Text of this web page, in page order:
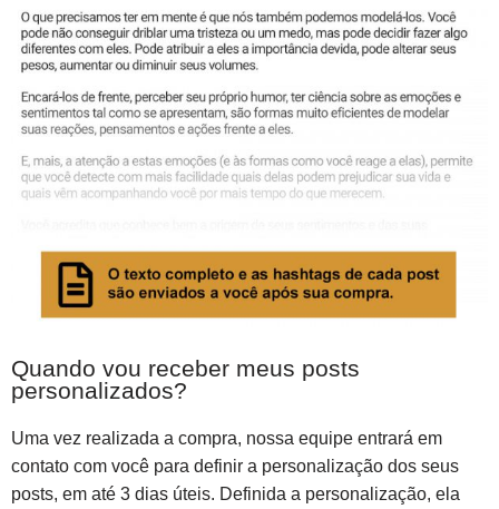
Quando vou receber meus posts
personalizados?
Uma vez realizada a compra, nossa equipe entrará em
contato com você para definir a personalização dos seus
posts, em até 3 dias úteis. Definida a personalização, ela